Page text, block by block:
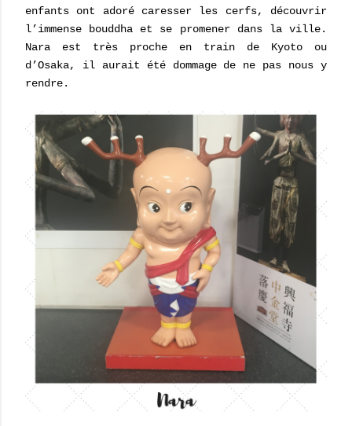
enfants ont adoré caresser les cerfs, découvrir
l’immense bouddha et se promener dans la ville.
Nara est très proche en train de Kyoto ou
d’Osaka, il aurait été dommage de ne pas nous y
rendre.